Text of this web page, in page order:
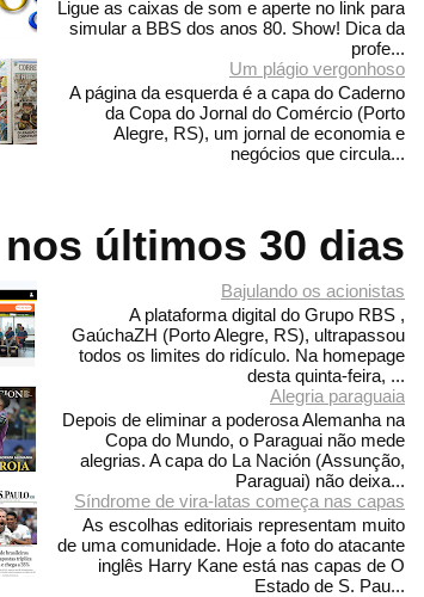
Ligue as caixas de som e aperte no link para
simular a BBS dos anos 80. Show! Dica da
profe...
Um plágio vergonhoso
A página da esquerda é a capa do Caderno
da Copa do Jornal do Comércio (Porto
Alegre, RS), um jornal de economia e
negócios que circula...
nos últimos 30 dias
Bajulando os acionistas
A plataforma digital do Grupo RBS ,
GaúchaZH (Porto Alegre, RS), ultrapassou
todos os limites do ridículo. Na homepage
desta quinta-feira, ...
Alegria paraguaia
Depois de eliminar a poderosa Alemanha na
Copa do Mundo, o Paraguai não mede
alegrias. A capa do La Nación (Assunção,
Paraguai) não deixa...
Síndrome de vira-latas começa nas capas
As escolhas editoriais representam muito
de uma comunidade. Hoje a foto do atacante
inglês Harry Kane está nas capas de O
Estado de S. Pau...